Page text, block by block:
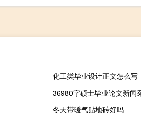
化工类毕业设计正文怎么写
冬天带暖气贴地砖好吗